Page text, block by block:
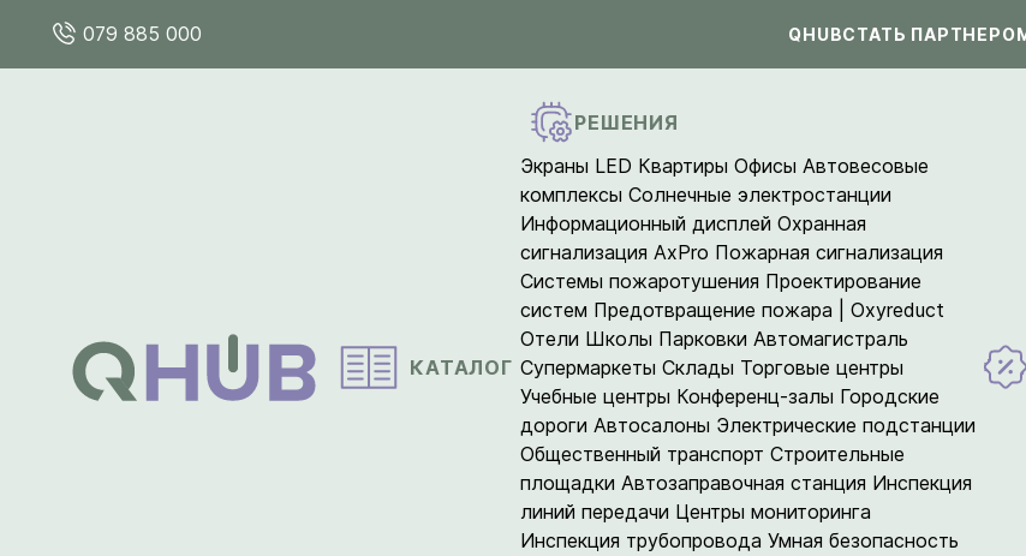
079 885 000 QHUBСТАТЬ
КАТАЛОГ
РЕШЕНИЯ
Экраны LED Квартиры Офисы Автовесовые
комплексыСолнечные электростанции
Информационный дисплей Охранная
сигнализация AxPro Пожарная сигнализация
Системы пожаротушения Проектирование
систем Предотвращение пожара | Oxyreduct
Отели Школы Парковки Автомагистраль
Супермаркеты Склады Торговые центры
Учебные центры Конференц-залы Городские
дороги Автосалоны Электрические подстанции
Общественный транспорт Строительные
площадки Автозаправочная станция Инспекция
линий передачи Центры мониторинга
Инспекция трубопровода Умная безопасность